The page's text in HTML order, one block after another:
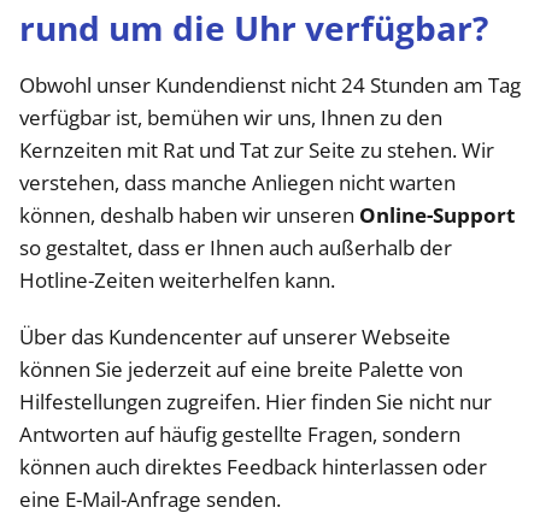
rund um die Uhr verfügbar?
Obwohl unser Kundendienst nicht 24 Stunden am Tag
verfügbar ist, bemühen wir uns, Ihnen zu den
Kernzeiten mit Rat und Tat zur Seite zu stehen. Wir
verstehen, dass manche Anliegen nicht warten
können, deshalb haben wir unseren Online-Support
so gestaltet, dass er Ihnen auch außerhalb der
Hotline-Zeiten weiterhelfen kann.
Über das Kundencenter auf unserer Webseite
können Sie jederzeit auf eine breite Palette von
Hilfestellungen zugreifen. Hier finden Sie nicht nur
Antworten auf häufig gestellte Fragen, sondern
können auch direktes Feedback hinterlassen oder
eine E-Mail-Anfrage senden.